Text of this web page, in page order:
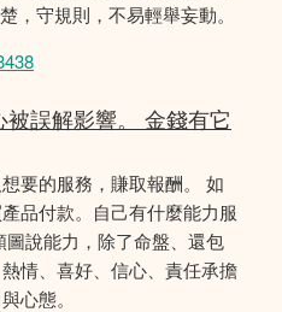
，守規則，不易輕舉妄動。
誤解影響。 金錢有它
要的服務，賺取報酬。 如
品付款。自己有什麼能力服
說能力，除了命盤、還包
情、喜好、信心、責任承擔
心態。